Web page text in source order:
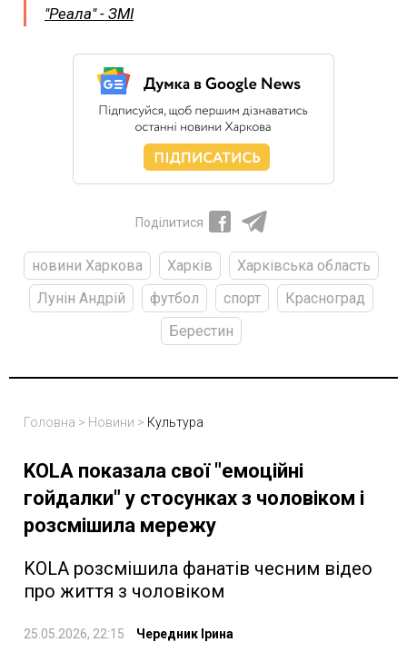
"Реала" - ЗМІ
Поділитися
новини Харкова Харків
Харківська область
Лунін Андрій
футбол спорт
Красноград
Берестин
Головна > Новини > Культура
KOLA показала свої "емоційні
гойдалки" у стосунках з чоловіком і
розсмішила мережу
KOLA розсмішила фанатів чесним відео
про життя з чоловіком
25.05.2026, 22:15 Чередник Ірина